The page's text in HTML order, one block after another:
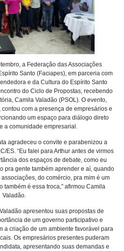
a Federação das Associações
Santo (Faciapes), em parceria com
e da Cultura do Espírito Santo
do Ciclo de Propostas, recebendo
Camila Valadão (PSOL). O evento,
com a presença de empresários e
um espaço para diálogo direto
a comunidade empresarial.
agradeceu o convite e parabenizou a
ES. “Eu falei para Arthur antes de virmos
dos espaços de debate, como eu
pra gente também aprender e aí, quando
do comércio, pra mim é um
também é essa troca,” afirmou Camila
Valadão.
apresentou suas propostas de
de um governo participativo e
a criação de um ambiente favorável para
Os empresários presentes puderam
apresentando suas demandas e